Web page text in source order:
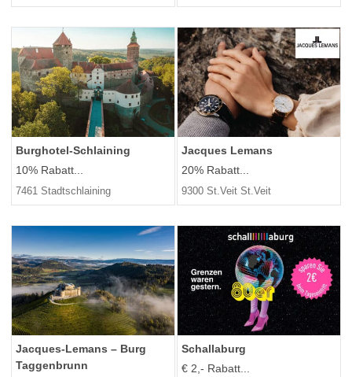
Burghotel-Schlaining
10% Rabatt...
7461 Stadtschlaining
Jacques Lemans
20% Rabatt...
9300 St.Veit St.Veit
Jacques-Lemans – Burg
Taggenbrunn
Schallaburg
€ 2,- Rabatt...